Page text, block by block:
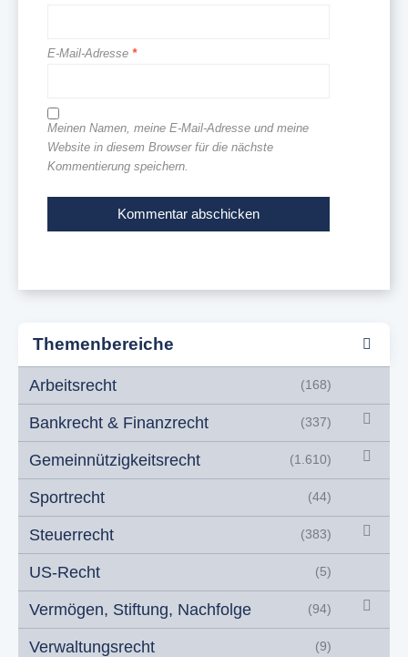
E-Mail-Adresse *
Meinen Namen, meine E-Mail-Adresse und meine
Website in diesem Browser für die nächste
Kommentierung speichern.
Themenbereiche
Arbeitsrecht (168)
Bankrecht & Finanzrecht (337)
Gemeinnützigkeitsrecht (1.610)
Sportrecht (44)
Steuerrecht (383)
US-Recht (5)
Vermögen, Stiftung, Nachfolge (94)
Verwaltungsrecht (9)